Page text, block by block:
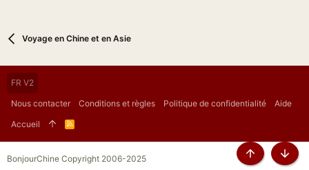
Voyage en Chine et en Asie
FR V2
Nous contacter
Conditions et règles Politique de confidentialité
Aide
Accueil
R
S
BonjourChine Copyright 2006-2025 Haut Bas